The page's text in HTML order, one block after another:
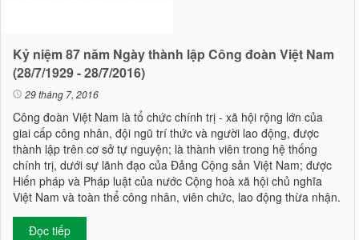
Kỷ niệm 87 năm Ngày thành lập Công đoàn Việt Nam
(28/7/1929 - 28/7/2016)
29 tháng 7, 2016
Công đoàn Việt Nam là tổ chức chính trị - xã hội rộng lớn của
giai cấp công nhân, đội ngũ trí thức và người lao động, được
thành lập trên cơ sở tự nguyện; là thành viên trong hệ thống
chính trị, dưới sự lãnh đạo của Đảng Cộng sản Việt Nam; được
Hiến pháp và Pháp luật của nước Cộng hoà xã hội chủ nghĩa
Việt Nam và toàn thể công nhân, viên chức, lao động thừa nhận.
Đọc tiếp